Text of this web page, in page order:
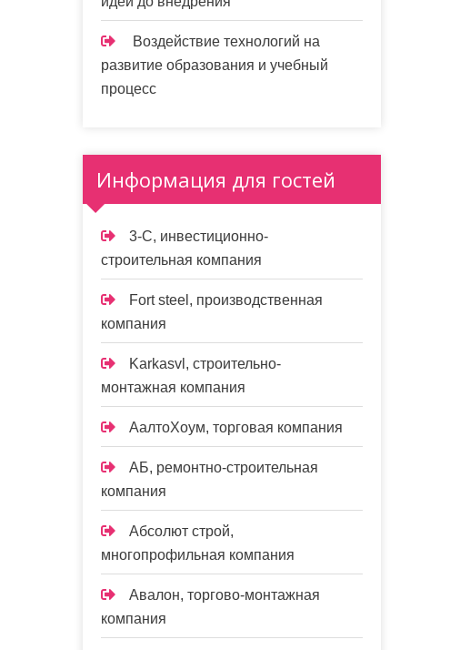
Воздействие технологий на
развитие образования и учебный
процесс
Информация для гостей
3-С, инвестиционно-
строительная компания
Fort steel, производственная
компания
Karkasvl, строительно-
монтажная компания
АалтоХоум, торговая компания
АБ, ремонтно-строительная
компания
Абсолют строй,
многопрофильная компания
Авалон, торгово-монтажная
компания